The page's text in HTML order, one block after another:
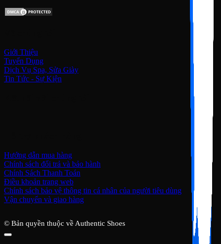
Giới Thiệu
Tuyển Dụng
Dịch Vụ Spa, Sửa Giày
Tin Tức - Sự Kiện
Hướng dẫn mua hàng
Chính sách đổi trả và bảo hành
Chính Sách Thanh Toán
Điều khoản trang web
Chính sách bảo vệ thông tin cá nhân của người tiêu dùng
Vận chuyển và giao hàng
© Bản quyền thuộc về Authentic Shoes